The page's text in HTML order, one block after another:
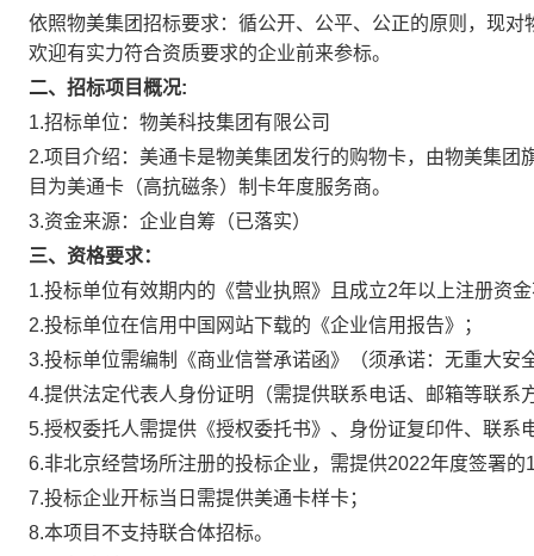
依照物美集团招标要求：循公开、公平、公正的原则，现
欢迎有实力符合资质要求的企业前来参标。
二、招标项目概况:
1.招标单位：物美科技集团有限公司
2.项目介绍：美通卡是物美集团发行的购物卡，由物美集
目为美通卡（高抗磁条）制卡年度服务商。
3.资金来源：企业自筹（已落实）
三、资格要求：
1.投标单位有效期内的《营业执照》且成立2年以上注册资
2.投标单位在信用中国网站下载的《企业信用报告》；
3.投标单位需编制《商业信誉承诺函》（须承诺：无重大安
4.提供法定代表人身份证明（需提供联系电话、邮箱等联系
5.授权委托人需提供《授权委托书》、身份证复印件、联
6.非北京经营场所注册的投标企业，需提供2022年度签署的
7.投标企业开标当日需提供美通卡样卡；
8.本项目不支持联合体招标。